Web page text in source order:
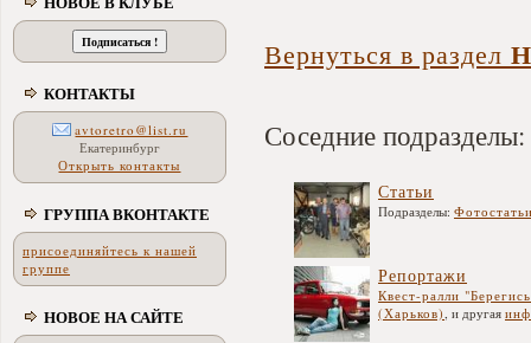
КОНТАКТЫ
avtoretro@list.ru
Екатеринбург
Открыть контакты
ГРУППА ВКОНТАКТЕ
присоединяйтесь к нашей
группе
НОВОЕ НА САЙТЕ
Вернуться в раздел
Соседние подразделы:
Статьи
Подразделы:
Репортажи
Квест-ралли
(Харьков), и другая